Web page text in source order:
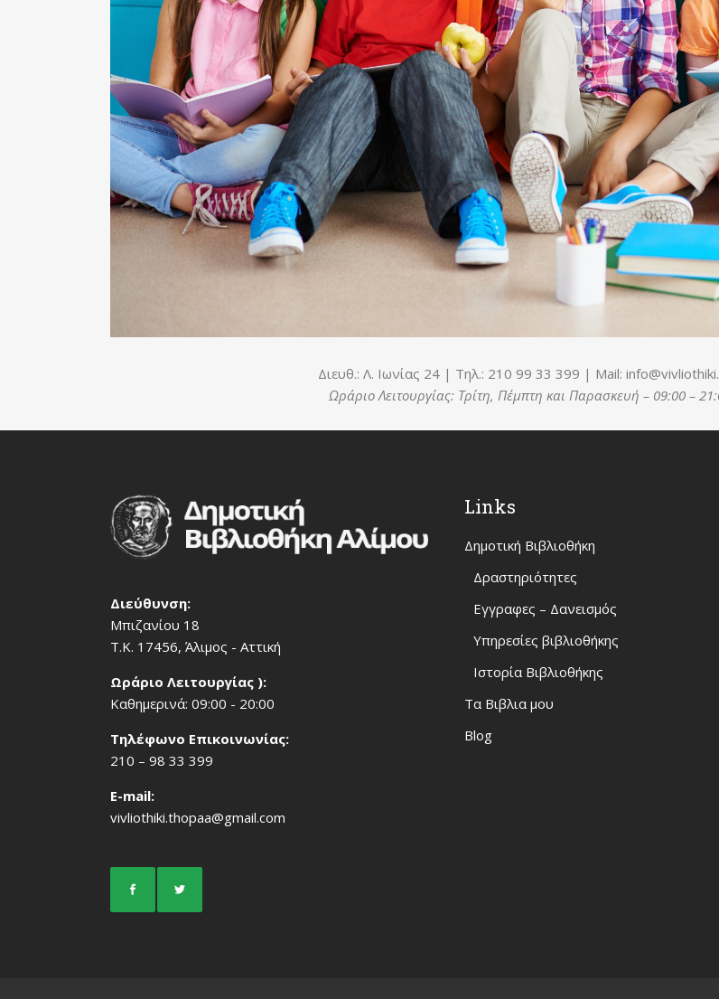
Διευθ.: Λ. Ιωνίας 24 | Τηλ.: 210 99 33 399 | Mail:
Ωράριο Λειτουργίας: Τρίτη, Πέμπτη και Παρασκευή – 09:00 –
Διεύθυνση:
Μπιζανίου 18
Τ.Κ. 17456, Άλιμος - Αττική
Ωράριο Λειτουργίας ):
Καθημερινά: 09:00 - 20:00
Τηλέφωνο Επικοινωνίας:
210 – 98 33 399
Ε-mail:
vivliothiki.thopaa@gmail.com
Links
Δημοτική Βιβλιοθήκη
Δραστηριότητες
Εγγραφες – Δανεισμός
Υπηρεσίες βιβλιοθήκης
Ιστορία Βιβλιοθήκης
Τα Βιβλια μου
Blog